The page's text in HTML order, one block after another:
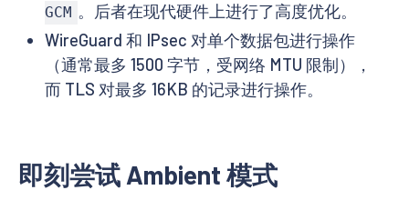
GCM 。后者在现代硬件上进行了高度优化。
WireGuard 和 IPsec 对单个数据包进行操作
（通常最多 1500 字节，受网络 MTU 限制），
而 TLS 对最多 16KB 的记录进行操作。
即刻尝试 Ambient 模式